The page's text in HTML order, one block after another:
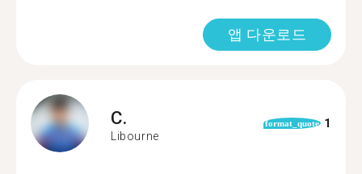
앱 다운로드
C.
Libourne
format_quote 1